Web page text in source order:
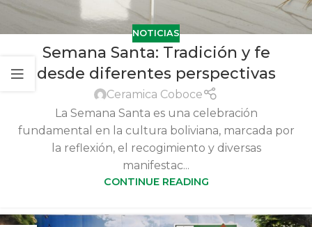
NOTICIAS
Semana Santa: Tradición y fe
desde diferentes perspectivas
Ceramica Coboce
La Semana Santa es una celebración
fundamental en la cultura boliviana, marcada por
la reflexión, el recogimiento y diversas
manifestac...
CONTINUE READING